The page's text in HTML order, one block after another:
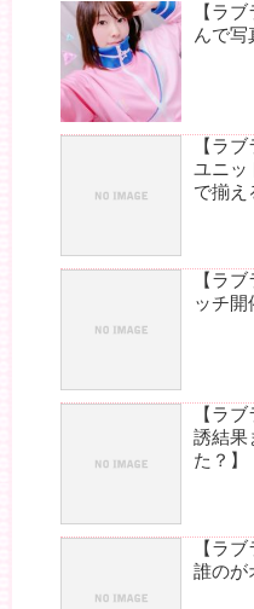
【ラ
んで写
【ラ
ユニッ
で揃え
【ラ
ッチ開
【ラ
誘結果
た？】
【ラ
誰のが